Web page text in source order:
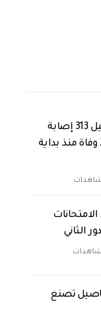
الصحة تعلن تسجيل 313 إصابة
بالحمى النزفية و24 وفاة منذ بداية
الثاني
تصنع